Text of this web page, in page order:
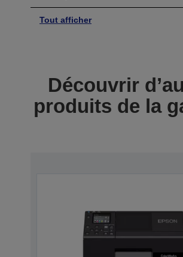
Tout afficher
Découvrir
produits de la